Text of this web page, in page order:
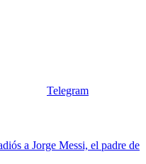
Telegram
a Jorge Messi, el padre de